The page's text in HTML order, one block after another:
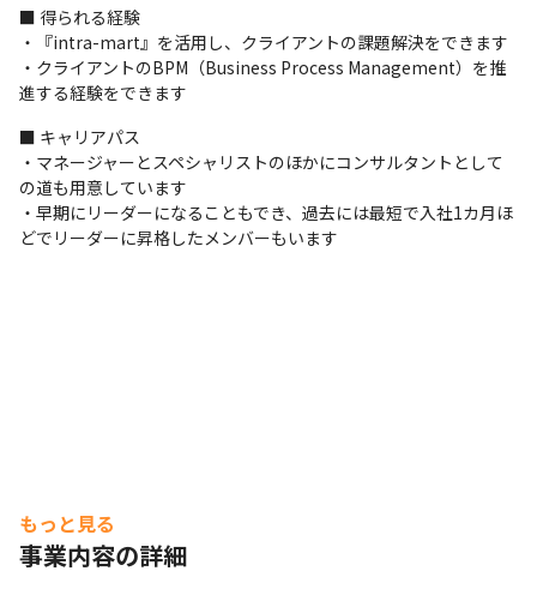
■ 得られる経験
・『intra-mart』を活用し、クライアントの課題解決をできます
・クライアントのBPM（Business Process Management）を推
進する経験をできます
■ キャリアパス
・マネージャーとスペシャリストのほかにコンサルタントとして
の道も用意しています
・早期にリーダーになることもでき、過去には最短で入社1カ月ほ
どでリーダーに昇格したメンバーもいます
もっと見る
事業内容の詳細